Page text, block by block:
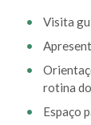
Visita
rotina
Espaço